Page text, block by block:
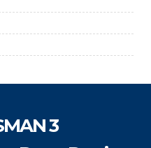
3